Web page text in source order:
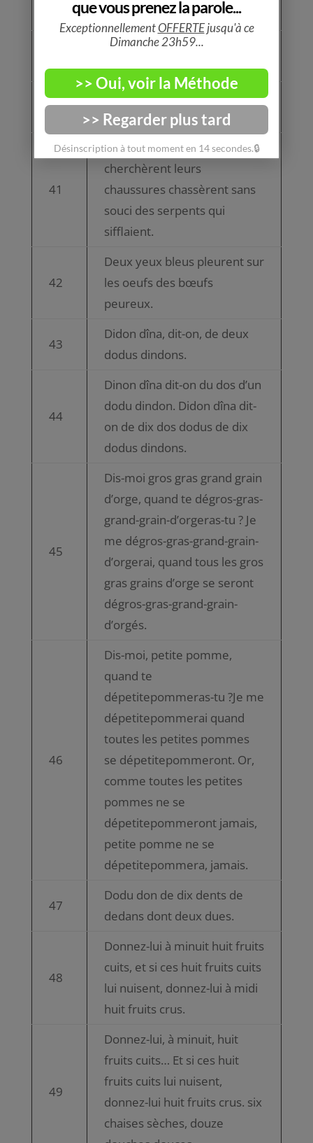
boules, des quilles.
Des poches plates, des plates
poches.
40
Des singes agiles et sages,
des singes sages et agiles.
41
Des zazous farfelus qui
cherchèrent leurs
chaussures chassèrent sans
souci des serpents qui
sifflaient.
42
Deux yeux bleus pleurent sur
les oeufs des bœufs
peureux.
43
Didon dîna, dit-on, de deux
dodus dindons.
44
Dinon dîna dit-on du dos d’un
dodu dindon. Didon dîna dit-
on de dix dos dodus de dix
dodus dindons.
45
Dis-moi gros gras grand grain
d’orge, quand te dégros-gras-
grand-grain-d’orgeras-tu ? Je
me dégros-gras-grand-grain-
d’orgerai, quand tous les gros
gras grains d’orge se seront
dégros-gras-grand-grain-
d’orgés.
46
Dis-moi, petite pomme,
quand te
dépetitepommeras-tu ?Je me
dépetitepommerai quand
toutes les petites pommes
se dépetitepommeront. Or,
comme toutes les petites
pommes ne se
dépetitepommeront jamais,
petite pomme ne se
dépetitepommera, jamais.
47
Dodu don de dix dents de
dedans dont deux dues.
48
Donnez-lui à minuit huit fruits
cuits, et si ces huit fruits cuits
lui nuisent, donnez-lui à midi
huit fruits crus.
49
Donnez-lui, à minuit, huit
fruits cuits… Et si ces huit
fruits cuits lui nuisent,
donnez-lui huit fruits crus. six
chaises sèches, douze